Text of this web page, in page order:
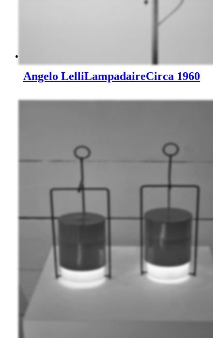
Angelo LelliLampadaireCirca 1960